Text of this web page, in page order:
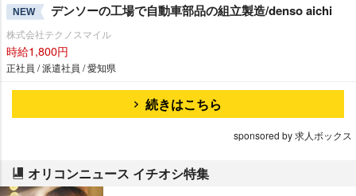
NEW デンソーの工場で自動車部品の組立製造/denso aichi
株式会社テクノスマイル
時給1,800円
正社員 / 派遣社員 / 愛知県
続きはこちら
sponsored by 求人ボックス
オリコンニュース イチオシ特集